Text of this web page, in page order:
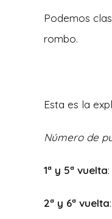
Podemos
rombo.
Esta es la
Número de
1ª y 5ª vuelta
2ª y 6ª vuelta